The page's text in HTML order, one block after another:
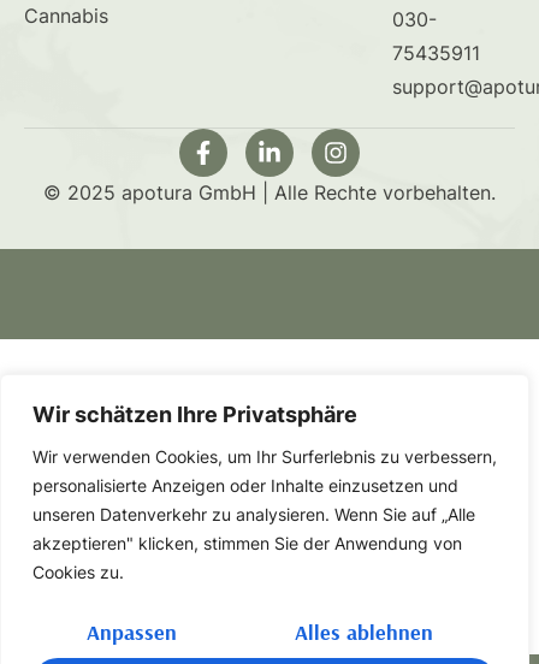
Wir schätzen Ihre Privatsphäre
Wir verwenden Cookies, um Ihr Surferlebnis zu verbessern,
personalisierte Anzeigen oder Inhalte einzusetzen und
unseren Datenverkehr zu analysieren. Wenn Sie auf „Alle
akzeptieren" klicken, stimmen Sie der Anwendung von
Cookies zu.
Anpassen Alles ablehnen
Cannabis
030-
75435911
© 2025 apotura GmbH | Alle Rechte vorbehalten.